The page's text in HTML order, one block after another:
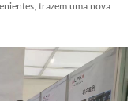
trazem uma nova